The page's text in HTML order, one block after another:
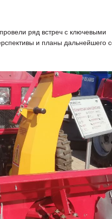
косилки уже в
складах!
ряд встреч с ключевыми
и планы дальнейшего